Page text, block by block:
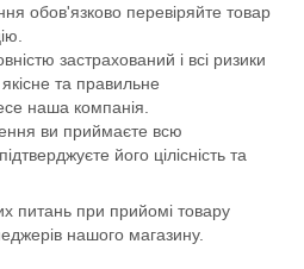
обов'язково перевіряйте товар
застрахований і всі ризики
якісне та правильне
наша компанія.
ви приймаєте всю
його цілісність та
питань при прийомі товару
нашого магазину.